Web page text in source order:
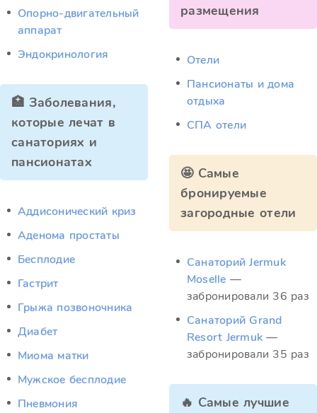
Опорно-двигательный
аппарат
Эндокринология
🏥 Заболевания,
которые лечат в
санаториях и
пансионатах
Аддисонический криз
Аденома простаты
Бесплодие
Гастрит
Грыжа позвоночника
Диабет
Миома матки
Мужское бесплодие
Пневмония
размещения
Отели
Пансионаты и дома
отдыха
СПА отели
🤩 Самые
бронируемые
загородные отели
Санаторий Jermuk
Moselle —
забронировали 36 раз
Санаторий Grand
Resort Jermuk —
забронировали 35 раз
🔥 Самые лучшие